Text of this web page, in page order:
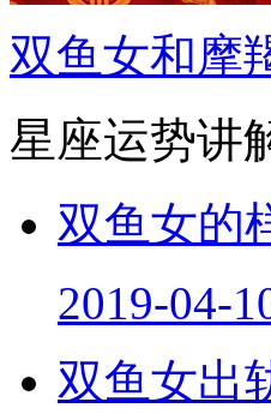
双鱼女和摩
星座运势讲
双鱼女的
2019-04-
双鱼女出